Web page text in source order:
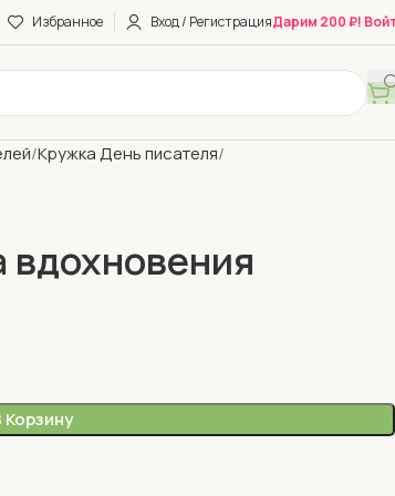
Избранное Вход / РегистрацияДарим 200 ₽!
Кружка День писателя
Корзину